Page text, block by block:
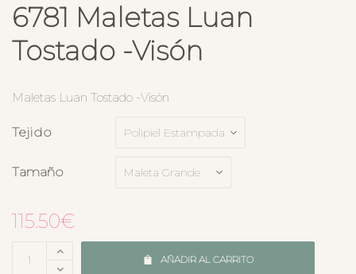
6781 Maletas Luan
Tostado -Visón
Maletas Luan Tostado -Visón
Tejido
Tamaño
115.50€
AÑADIR AL CARRITO